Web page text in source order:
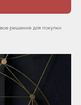
решение для покупки